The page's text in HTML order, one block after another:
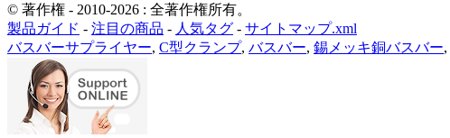
© 著作権 - 2010-2026 : 全著作権所有。
製品ガイド - 注目の商品 - 人気タグ - サイトマップ.xml
バスバーサプライヤー, C型クランプ, バスバー, 錫メッキ銅バスバー,